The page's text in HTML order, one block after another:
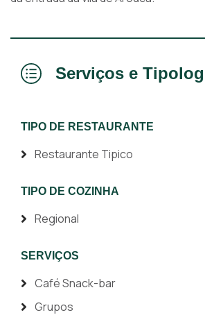
Serviços e
TIPO DE RESTAURANTE
Restaurante Tipico
TIPO DE COZINHA
Regional
SERVIÇOS
Café Snack-bar
Grupos